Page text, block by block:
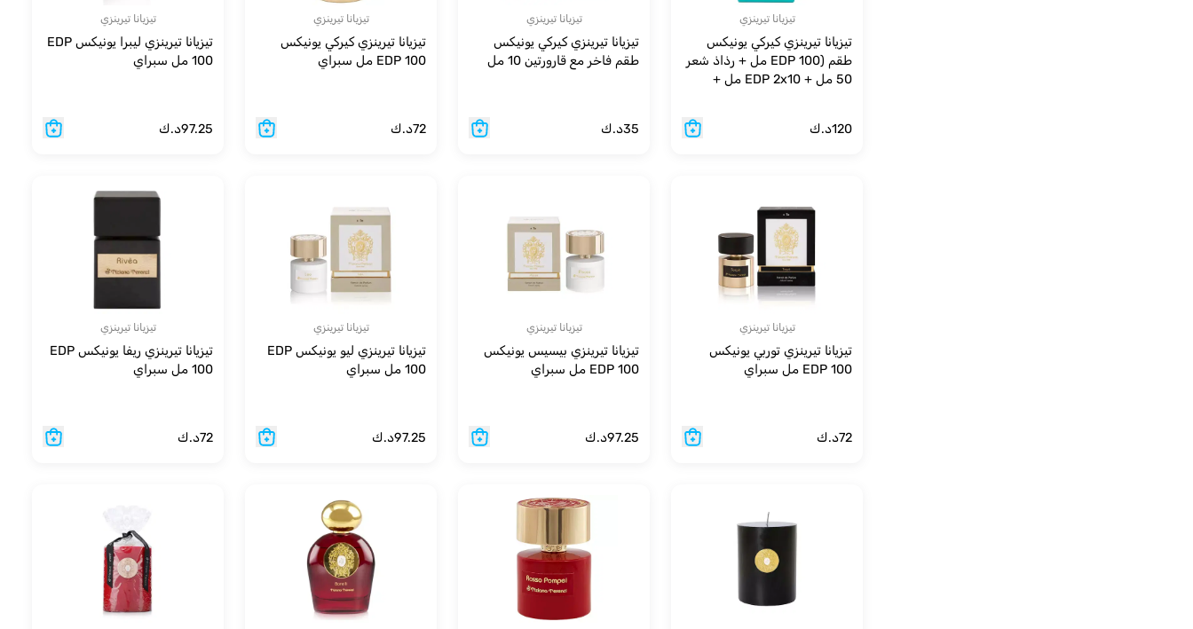
تيزيانا تيرينزي
تيزيانا تيرينزي كيركي يونيكس
طقم (EDP 100 مل + رذاذ شعر
50 مل + EDP 2x10 مل +
120د.ك
تيزيانا تيرينزي
تيزيانا تيرينزي كيركي يونيكس
طقم فاخر مع قارورتين 10 مل
35د.ك
تيزيانا تيرينزي
تيزيانا تيرينزي كيركي يونيكس
EDP 100 مل سبراي
72د.ك
تيزيانا تيرينزي
تيزيانا تيرينزي ليبرا يونيكس EDP
100 مل سبراي
97.25د.ك
تيزيانا تيرينزي
تيزيانا تيرينزي توربي يونيكس
EDP 100 مل سبراي
72د.ك
تيزيانا تيرينزي
تيزيانا تيرينزي بيسيس يونيكس
EDP 100 مل سبراي
97.25د.ك
تيزيانا تيرينزي
تيزيانا تيرينزي ليو يونيكس EDP
100 مل سبراي
97.25د.ك
تيزيانا تيرينزي
تيزيانا تيرينزي ريفا يونيكس EDP
100 مل سبراي
72د.ك